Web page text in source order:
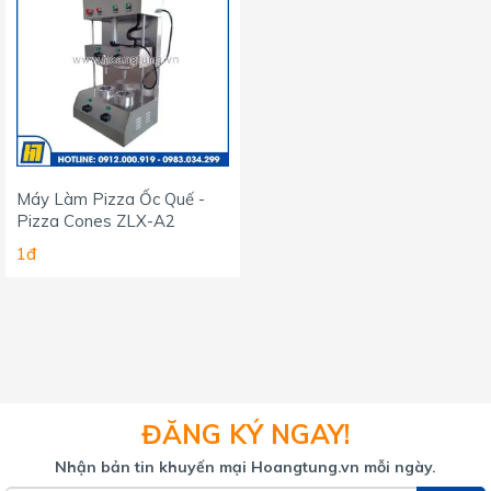
thị trường. Tự hào là một trong những đơn vị đầu tiên đem về
những sản phẩm chất lượng, đảm bảo với giá thành hợp lý
đến tay người tiêu dùng trong nước.
Máy Làm Pizza Ốc Quế -
Pizza Cones ZLX-A2
1đ
ĐĂNG KÝ NGAY!
Nhận bản tin khuyến mại Hoangtung.vn mỗi ngày.